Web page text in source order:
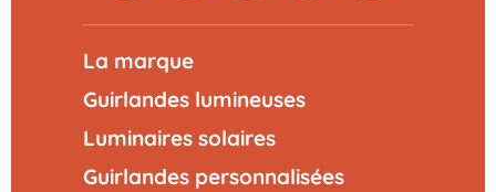
La marque
Guirlandes lumineuses
Luminaires solaires
Guirlandes personnalisées